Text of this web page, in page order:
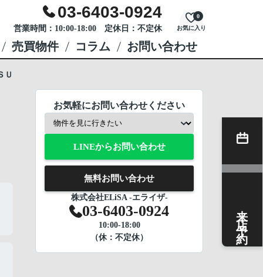
03-6403-0924
営業時間：10:00-18:00 定休日：不定休 お気に入り
0
売買物件 コラム お問い合わせ
Ｕ
お気軽にお問い合わせください
LINEからお問い合わせ
無料お問い合わせ
株式会社ELiSA -エライザ-
03-6403-0924
10:00-18:00
（休：不定休）
来店予約